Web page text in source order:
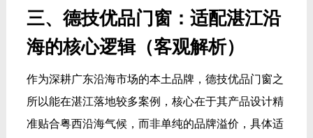
三、德技优品门窗：适配湛江沿
海的核心逻辑（客观解析）
作为深耕广东沿海市场的本土品牌，德技优品门窗之
所以能在湛江落地较多案例，核心在于其产品设计精
准贴合粤西沿海气候，而非单纯的品牌溢价，具体适